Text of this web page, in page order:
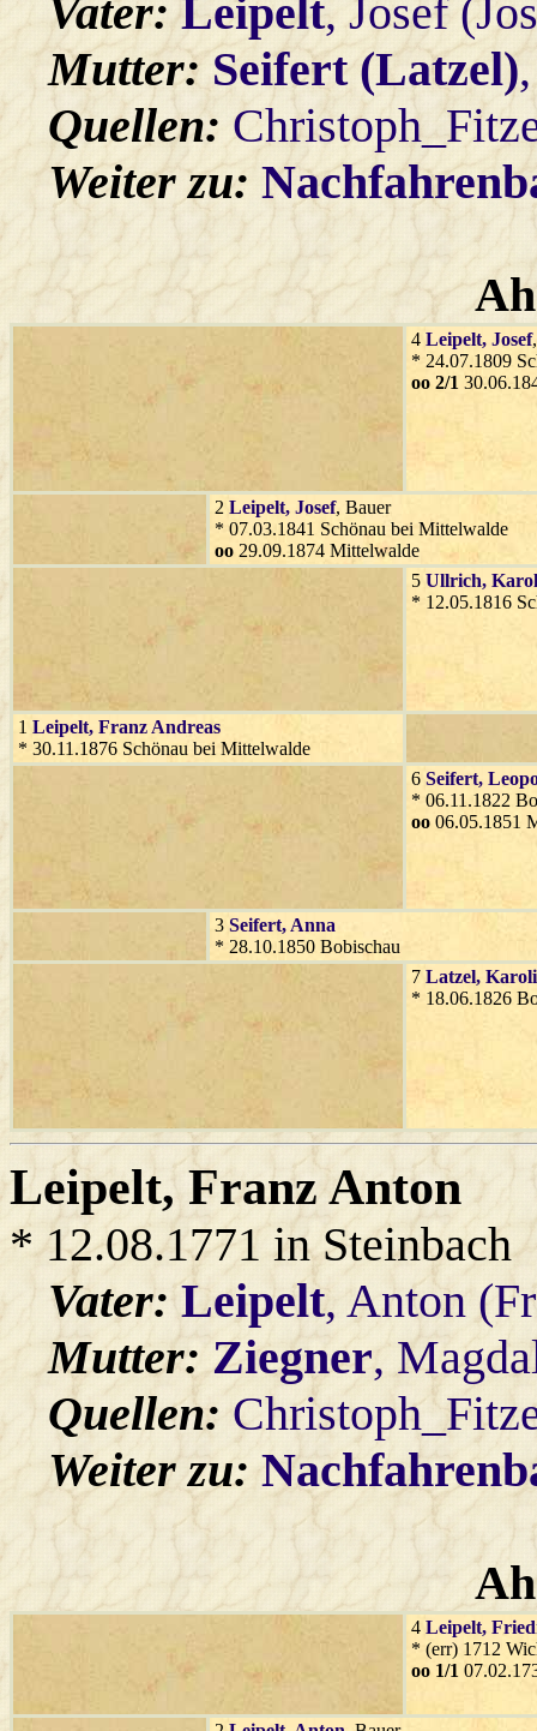
Vater:Leipelt, Josef
Mutter:Seifert (Latzel)
Quellen:
Weiter zu:
4 Leipelt, Josef
* 24.07.1809
oo 2/1
2 Leipelt, Josef, Bauer
* 07.03.1841 Schönau bei Mittelwalde
oo 29.09.1874 Mittelwalde
5 Ullrich,
* 12.05.1816
1 Leipelt, Franz Andreas
* 30.11.1876 Schönau bei Mittelwalde
6 Seifert,
* 06.11.1822
oo 06.05.1851
3 Seifert, Anna
* 28.10.1850 Bobischau
7 Latzel,
* 18.06.1826
Leipelt, Franz Anton
* 12.08.1771 in Steinbach
Vater:Leipelt, Anton
Mutter:Ziegner,
Quellen:
Weiter zu:
4 Leipelt,
* (err) 1712
oo 1/1